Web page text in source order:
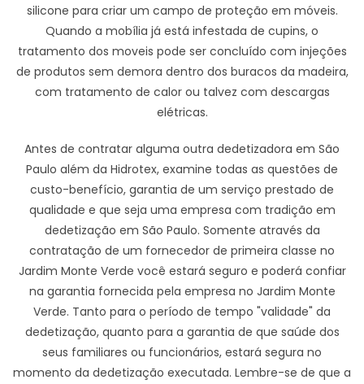
silicone para criar um campo de proteção em móveis.
Quando a mobília já está infestada de cupins, o
tratamento dos moveis pode ser concluído com injeções
de produtos sem demora dentro dos buracos da madeira,
com tratamento de calor ou talvez com descargas
elétricas.
Antes de contratar alguma outra dedetizadora em São
Paulo além da Hidrotex, examine todas as questões de
custo-benefício, garantia de um serviço prestado de
qualidade e que seja uma empresa com tradição em
dedetização em São Paulo. Somente através da
contratação de um fornecedor de primeira classe no
Jardim Monte Verde você estará seguro e poderá confiar
na garantia fornecida pela empresa no Jardim Monte
Verde. Tanto para o período de tempo "validade" da
dedetização, quanto para a garantia de que saúde dos
seus familiares ou funcionários, estará segura no
momento da dedetização executada. Lembre-se de que a